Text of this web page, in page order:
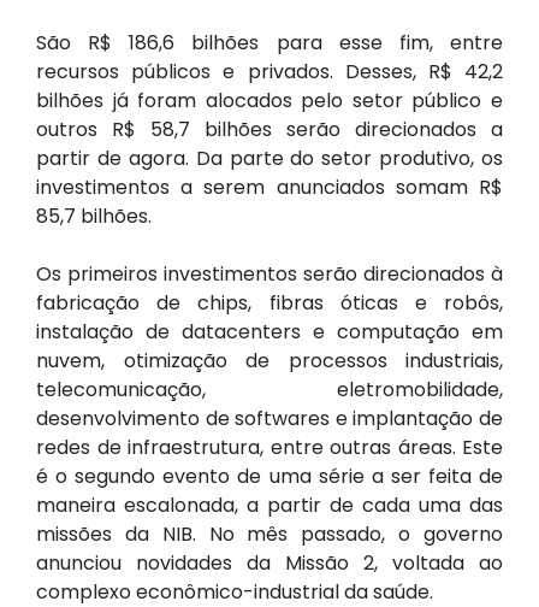
São R$ 186,6 bilhões para esse fim, entre
recursos públicos e privados. Desses, R$ 42,2
bilhões já foram alocados pelo setor público e
outros R$ 58,7 bilhões serão direcionados a
partir de agora. Da parte do setor produtivo, os
investimentos a serem anunciados somam R$
85,7 bilhões.
Os primeiros investimentos serão direcionados à
fabricação de chips, fibras óticas e robôs,
instalação de datacenters e computação em
nuvem, otimização de processos industriais,
telecomunicação, eletromobilidade,
desenvolvimento de softwares e implantação de
redes de infraestrutura, entre outras áreas. Este
é o segundo evento de uma série a ser feita de
maneira escalonada, a partir de cada uma das
missões da NIB. No mês passado, o governo
anunciou novidades da Missão 2, voltada ao
complexo econômico-industrial da saúde.